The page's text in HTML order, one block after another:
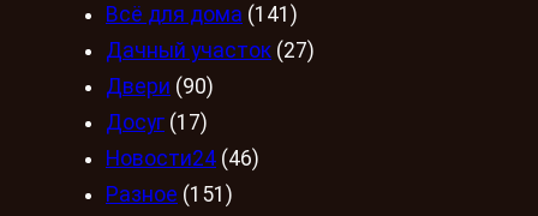
Всё для дома (141)
Дачный участок (27)
Двери (90)
Досуг (17)
Новости24 (46)
Разное (151)